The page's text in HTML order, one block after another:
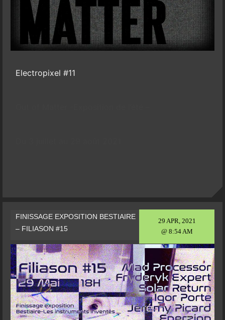
Electropixel #11
29 APR, 2021
@ 8:54 AM
FINISSAGE EXPOSITION BESTIAIRE
– FILIASON #15